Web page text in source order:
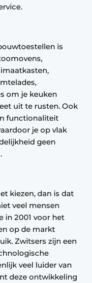
is
om je keuken
uit te rusten. Ook
functionaliteit
je op vlak
geen
kiezen, dan is dat
veel mensen
in 2001 voor het
op de markt
Zwitsers zijn een
veel luider van
deze ontwikkeling